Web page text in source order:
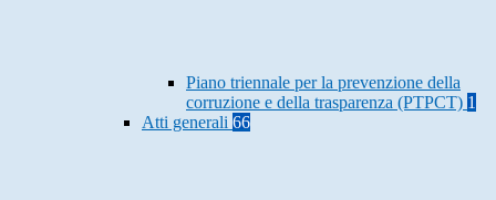
Piano triennale per la prevenzione della
corruzione e della trasparenza (PTPCT) 1
Atti generali 66